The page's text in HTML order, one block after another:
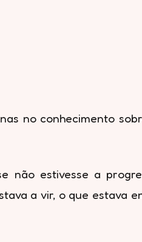
no conhecimento
não estivesse a
a vir, o que estava